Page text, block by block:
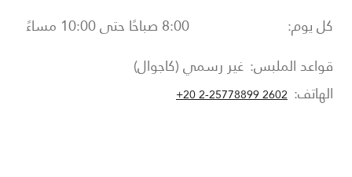
كل يوم:
8:00 صباحًا حتى 10:00 مساءً
قواعد الملبس: غير رسمي (كاجوال)
الهاتف: +20 2-25778899 2602